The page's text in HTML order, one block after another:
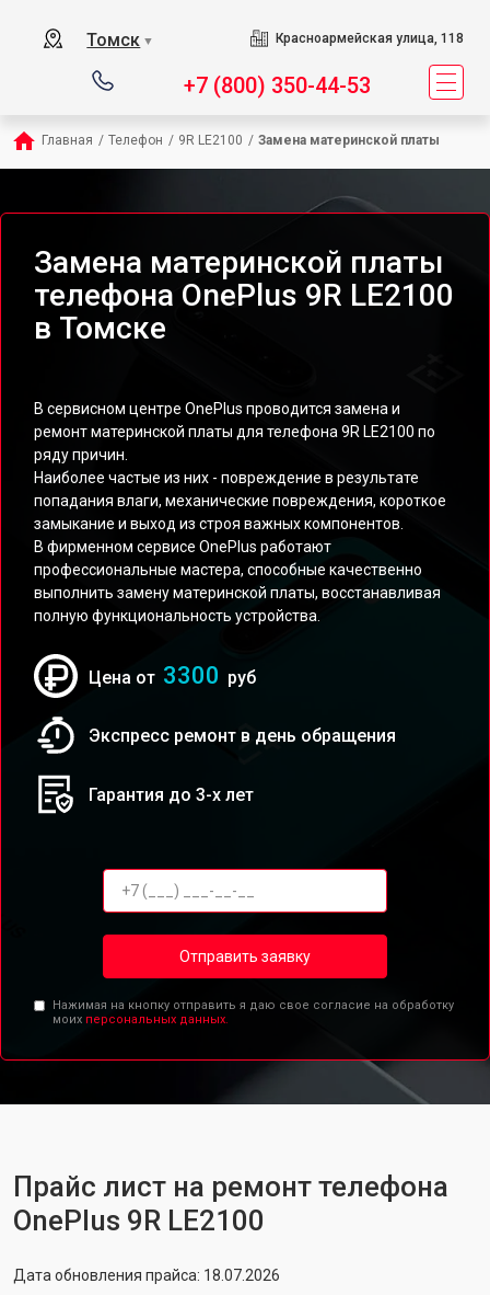
Томск ▼ Красноармейская улица, 118
+7 (800) 350-44-53
Главная / Телефон / 9R LE2100 / Замена материнской платы
Замена материнской платы
телефона OnePlus 9R LE2100
в Томске
В сервисном центре OnePlus проводится замена и
ремонт материнской платы для телефона 9R LE2100 по
ряду причин.
Наиболее частые из них - повреждение в результате
попадания влаги, механические повреждения, короткое
замыкание и выход из строя важных компонентов.
В фирменном сервисе OnePlus работают
профессиональные мастера, способные качественно
выполнить замену материнской платы, восстанавливая
полную функциональность устройства.
Цена от 3300 руб
Экспресс ремонт в день обращения
Гарантия до 3-х лет
Отправить заявку
Нажимая на кнопку отправить я даю свое согласие на обработку
моих персональных данных.
Прайс лист на ремонт телефона
OnePlus 9R LE2100
Дата обновления прайса: 18.07.2026